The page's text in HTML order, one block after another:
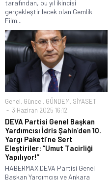
tarafından, bu yıl ikincisi
gerçekleştirilecek olan Gemlik
Film...
Genel, Güncel, GÜNDEM, SİYASET
3 Haziran 2025 16:12
DEVA Partisi Genel Başkan
Yardımcısı İdris Şahin’den 10.
Yargı Paketi’ne Sert
Eleştiriler: “Umut Tacirliği
Yapılıyor!”
HABERMAX.DEVA Partisi Genel
Başkan Yardımcısı ve Ankara